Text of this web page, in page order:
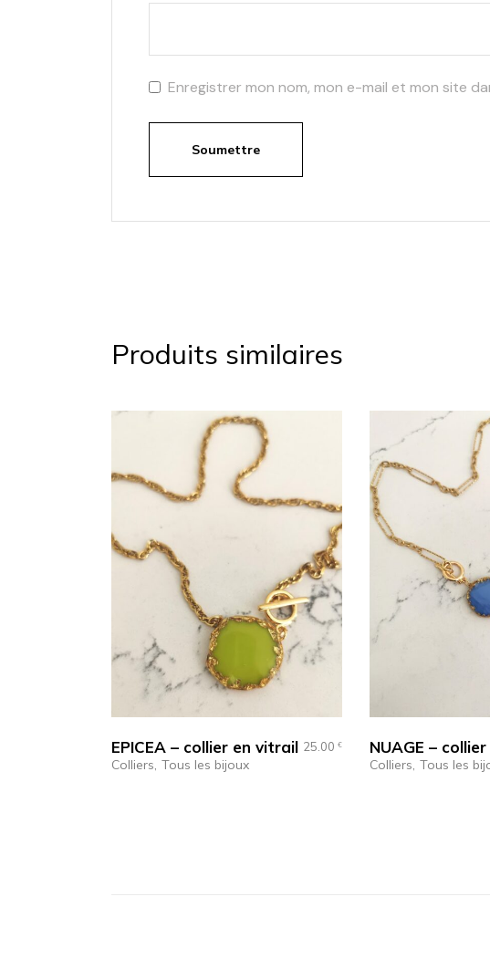
Enregistrer mon nom, mon e-mail et mon site
Soumettre
Produits similaires
EPICEA – collier en vitrail 25.00 €
Colliers Tous les bijoux
NUAGE –
Colliers Tous les